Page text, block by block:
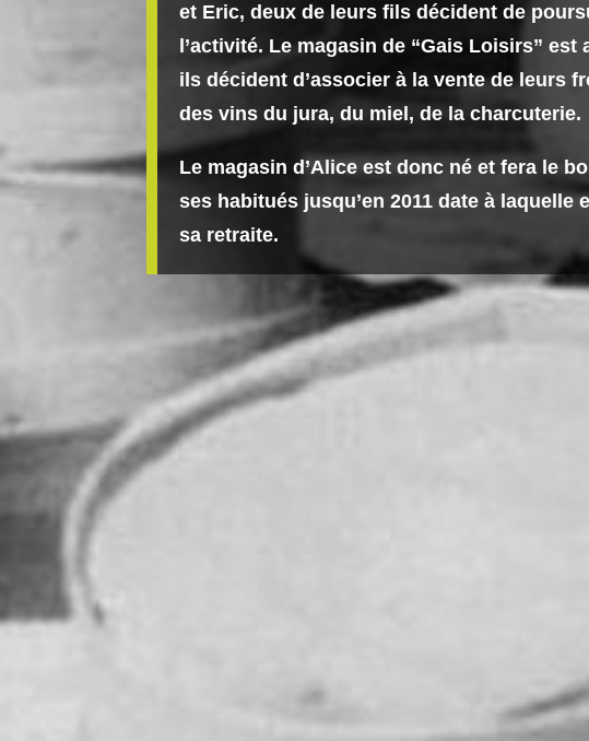
et Eric, deux de leurs fils décident de
l’activité. Le magasin de “Gais Loisirs” est
ils décident d’associer à la vente de leurs
des vins du jura, du miel, de la charcuterie.
Le magasin d’Alice est donc né et fera le
ses habitués jusqu’en 2011 date à laquelle
sa retraite.